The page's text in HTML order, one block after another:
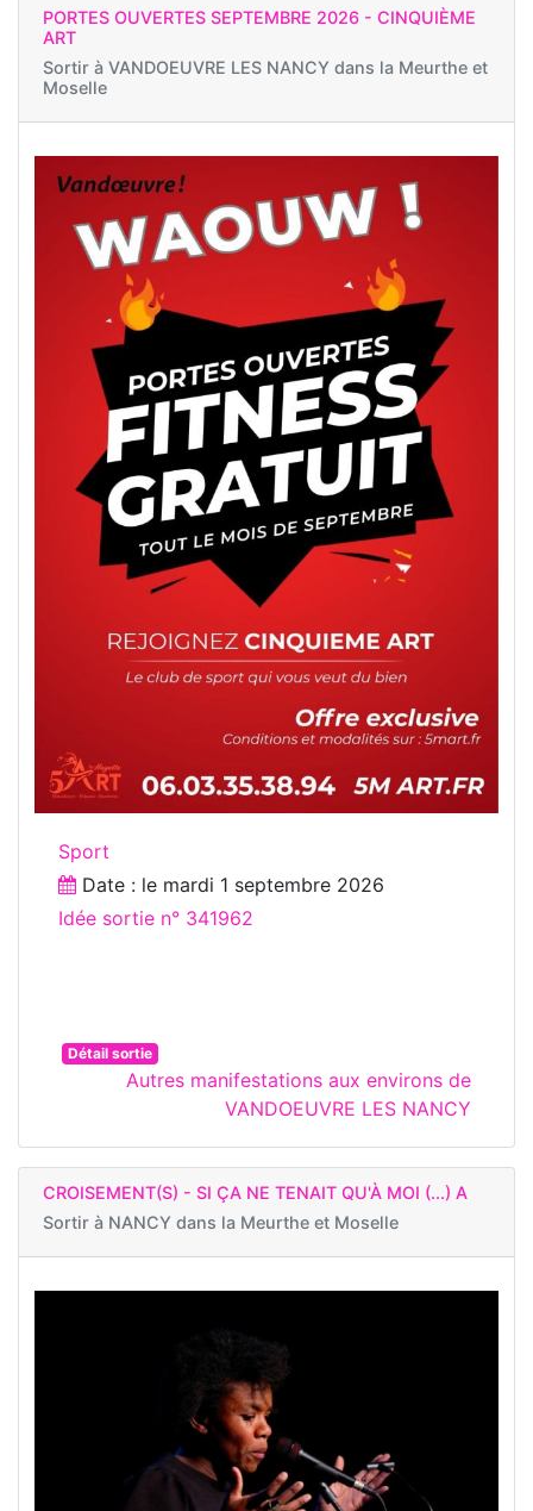
PORTES OUVERTES SEPTEMBRE 2026 - CINQUIÈME
ART
Sortir à VANDOEUVRE LES NANCY dans la Meurthe et
Moselle
Sport
Date : le mardi 1 septembre 2026
Idée sortie n° 341962
Détail sortie
Autres manifestations aux environs de
VANDOEUVRE LES NANCY
CROISEMENT(S) - SI ÇA NE TENAIT QU'À MOI (...) A
Sortir à NANCY dans la Meurthe et Moselle